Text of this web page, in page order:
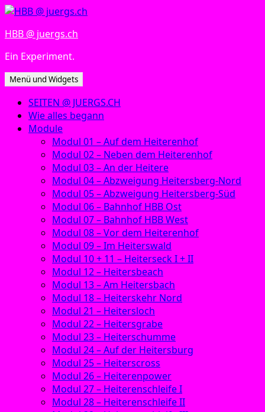
Zum
springen
HBB @ juergs.ch
Ein Experiment.
Menü und Widgets
SEITEN @ JUERGS.CH
Wie alles begann
Module
Modul 01 – Auf dem Heiterenhof
Modul 02 – Neben dem Heiterenhof
Modul 03 – An der Heitere
Modul 04 – Abzweigung Heitersberg-Nord
Modul 05 – Abzweigung Heitersberg-Süd
Modul 06 – Bahnhof HBB Ost
Modul 07 – Bahnhof HBB West
Modul 08 – Vor dem Heiterenhof
Modul 09 – Im Heiterswald
Modul 10 + 11 – Heiterseck I + II
Modul 12 – Heitersbeach
Modul 13 – Am Heitersbach
Modul 18 – Heiterskehr Nord
Modul 21 – Heitersloch
Modul 22 – Heitersgrabe
Modul 23 – Heiterschumme
Modul 24 – Auf der Heitersburg
Modul 25 – Heiterscross
Modul 26 – Heiterenpower
Modul 27 – Heiterenschleife I
Modul 28 – Heiterenschleife II